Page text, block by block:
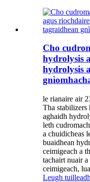
Cho
hydrolysis
hydrolysis
le rianaire air
Tha stabilizers
aghaidh
leth
a chuidicheas
buaidhean
ceimigeach a
tachairt nuair a
ceimigeach,
Leugh tuilleadh